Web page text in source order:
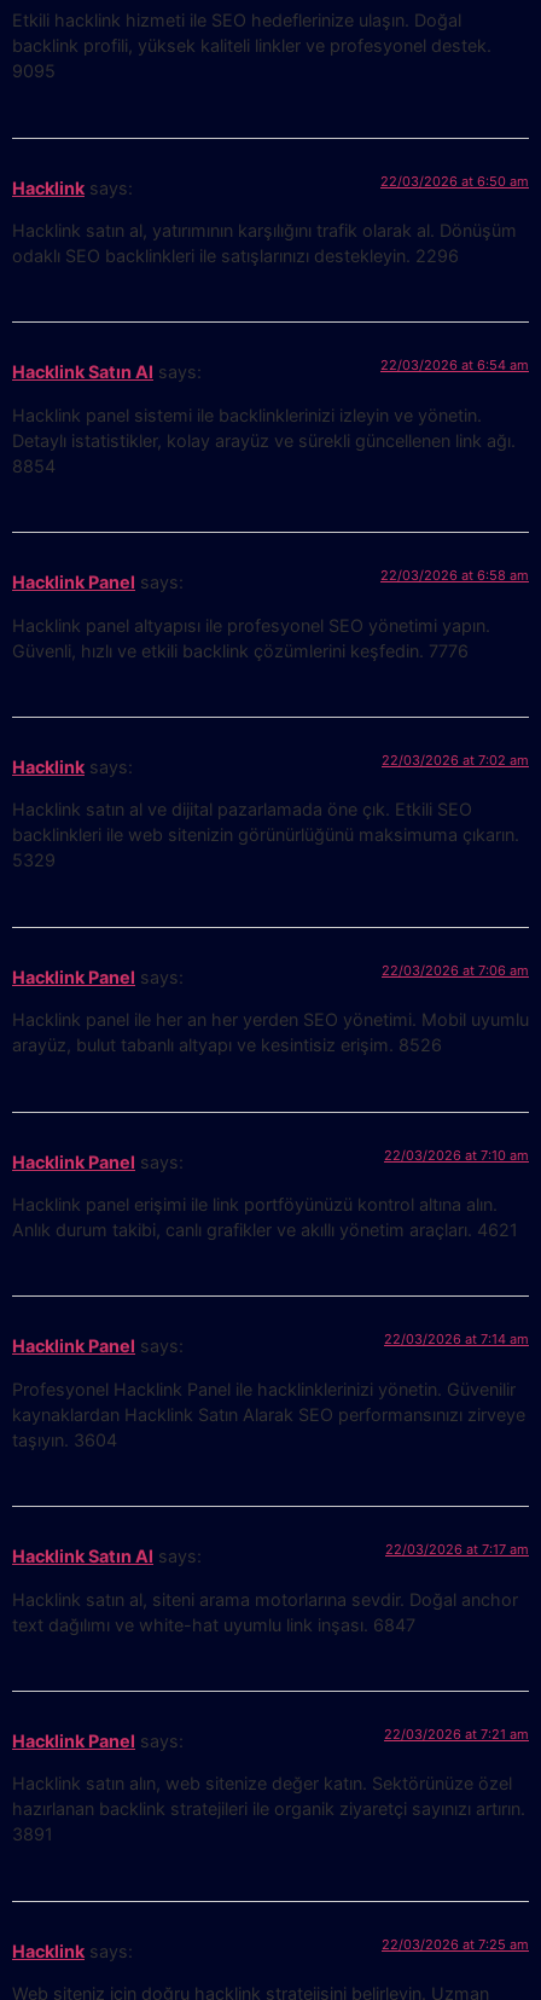
Etkili hacklink hizmeti ile SEO hedeflerinize ulaşın. Doğal
backlink profili, yüksek kaliteli linkler ve profesyonel destek.
9095
Hacklink says: 22/03/2026 at 6:50 am
Hacklink satın al, yatırımının karşılığını trafik olarak al. Dönüşüm
odaklı SEO backlinkleri ile satışlarınızı destekleyin. 2296
Hacklink Satın Al says: 22/03/2026 at 6:54 am
Hacklink panel sistemi ile backlinklerinizi izleyin ve yönetin.
Detaylı istatistikler, kolay arayüz ve sürekli güncellenen link ağı.
8854
Hacklink Panel says: 22/03/2026 at 6:58 am
Hacklink panel altyapısı ile profesyonel SEO yönetimi yapın.
Güvenli, hızlı ve etkili backlink çözümlerini keşfedin. 7776
Hacklink says: 22/03/2026 at 7:02 am
Hacklink satın al ve dijital pazarlamada öne çık. Etkili SEO
backlinkleri ile web sitenizin görünürlüğünü maksimuma çıkarın.
5329
Hacklink Panel says: 22/03/2026 at 7:06 am
Hacklink panel ile her an her yerden SEO yönetimi. Mobil uyumlu
arayüz, bulut tabanlı altyapı ve kesintisiz erişim. 8526
Hacklink Panel says: 22/03/2026 at 7:10 am
Hacklink panel erişimi ile link portföyünüzü kontrol altına alın.
Anlık durum takibi, canlı grafikler ve akıllı yönetim araçları. 4621
Hacklink Panel says: 22/03/2026 at 7:14 am
Profesyonel Hacklink Panel ile hacklinklerinizi yönetin. Güvenilir
kaynaklardan Hacklink Satın Alarak SEO performansınızı zirveye
taşıyın. 3604
Hacklink Satın Al says: 22/03/2026 at 7:17 am
Hacklink satın al, siteni arama motorlarına sevdir. Doğal anchor
text dağılımı ve white-hat uyumlu link inşası. 6847
Hacklink Panel says: 22/03/2026 at 7:21 am
Hacklink satın alın, web sitenize değer katın. Sektörünüze özel
hazırlanan backlink stratejileri ile organik ziyaretçi sayınızı artırın.
3891
Hacklink says: 22/03/2026 at 7:25 am
Web siteniz için doğru hacklink stratejisini belirleyin. Uzman